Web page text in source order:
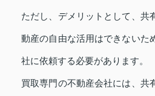
ただし、デメリットとして、共
動産の自由な活用はできないた
社に依頼する必要があります。
買取専門の不動産会社には、共